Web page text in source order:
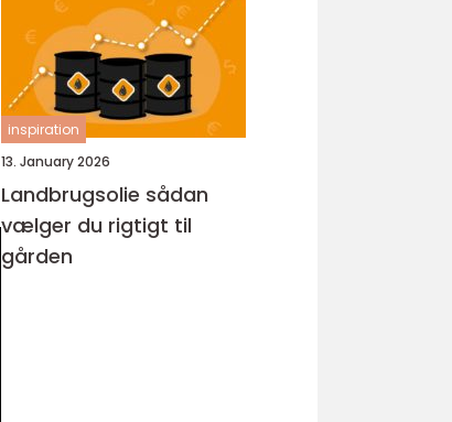
inspiration
13. January 2026
Landbrugsolie sådan
vælger du rigtigt til
gården